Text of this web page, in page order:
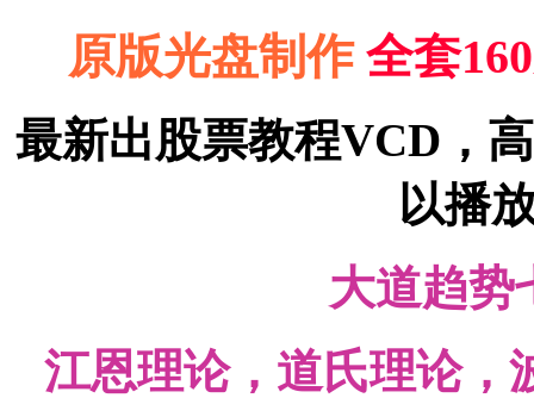
原版光盘制作 全套
最新出股票教程VCD，
以播
大道趋势
江恩理论，道氏理论，